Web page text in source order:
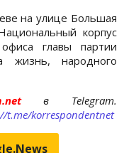
на улице Большая
корпус
главы партии
жизнь, народного
в Telegram.
t.me/korrespondentnet